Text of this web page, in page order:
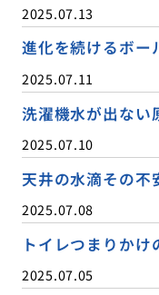
2025.07.13
進化を続けるボー
2025.07.11
洗濯機水が出ない
2025.07.10
天井の水滴その不
2025.07.08
トイレつまりか
2025.07.05